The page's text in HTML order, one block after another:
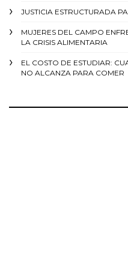
JUSTICIA ESTRUCTURADA
MUJERES DEL CAMPO
LA CRISIS ALIMENTARIA
EL COSTO DE ESTUDIAR:
NO ALCANZA PARA COMER